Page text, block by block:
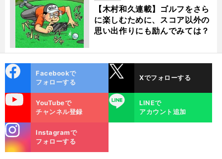
【木村和久連載】ゴルフをさら
に楽しむために、スコア以外の
思い出作りにも励んでみては？
ok
Facebookで
フォローする
Xでフォローする
YouTubeで
チャンネル登録
LINE
LINEで
アカウント追加
m
Instagramで
フォローする